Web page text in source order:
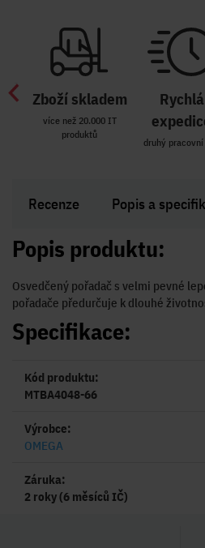
Zboží skladem
více než 20.000 IT
produktů
Rychlá
druhý pracovní
Recenze Popis a
Popis produktu:
Osvedčený pořadač s velmi pevné
pořadače předurčuje k dlouhé
Specifikace:
Kód produktu:
MTBA4048-66
Výrobce:
OMEGA
Záruka:
2 roky (6 měsíců IČ)